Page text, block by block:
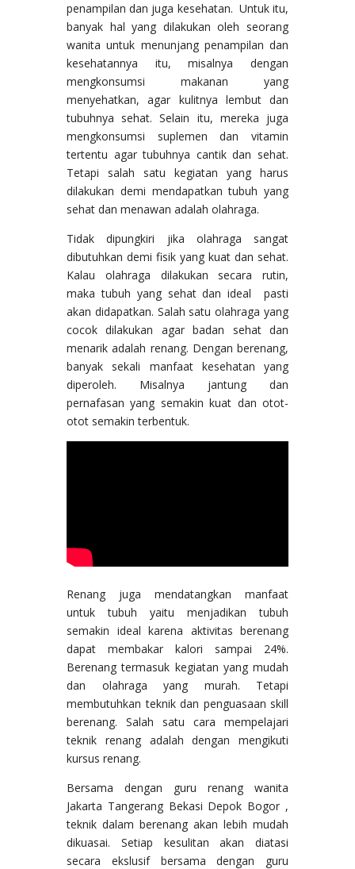
penampilan dan juga kesehatan. Untuk itu,
banyak hal yang dilakukan oleh seorang
wanita untuk menunjang penampilan dan
kesehatannya itu, misalnya dengan
mengkonsumsi makanan yang
menyehatkan, agar kulitnya lembut dan
tubuhnya sehat. Selain itu, mereka juga
mengkonsumsi suplemen dan vitamin
tertentu agar tubuhnya cantik dan sehat.
Tetapi salah satu kegiatan yang harus
dilakukan demi mendapatkan tubuh yang
sehat dan menawan adalah olahraga.
Tidak dipungkiri jika olahraga sangat
dibutuhkan demi fisik yang kuat dan sehat.
Kalau olahraga dilakukan secara rutin,
maka tubuh yang sehat dan ideal pasti
akan didapatkan. Salah satu olahraga yang
cocok dilakukan agar badan sehat dan
menarik adalah renang. Dengan berenang,
banyak sekali manfaat kesehatan yang
diperoleh. Misalnya jantung dan
pernafasan yang semakin kuat dan otot-
otot semakin terbentuk.
Renang juga mendatangkan manfaat
untuk tubuh yaitu menjadikan tubuh
semakin ideal karena aktivitas berenang
dapat membakar kalori sampai 24%.
Berenang termasuk kegiatan yang mudah
dan olahraga yang murah. Tetapi
membutuhkan teknik dan penguasaan skill
berenang. Salah satu cara mempelajari
teknik renang adalah dengan mengikuti
kursus renang.
Bersama dengan guru renang wanita
Jakarta Tangerang Bekasi Depok Bogor ,
teknik dalam berenang akan lebih mudah
dikuasai. Setiap kesulitan akan diatasi
secara ekslusif bersama dengan guru